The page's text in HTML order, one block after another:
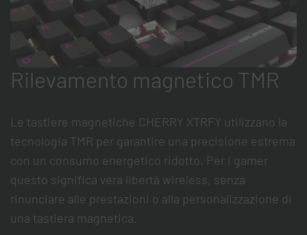
Rilevamento magnetico TMR
Le tastiere magnetiche CHERRY XTRFY utilizzano la
tecnologia TMR per garantire una precisione estrema
con un consumo energetico ridotto. Per i gamer
questo significa vera libertà wireless, senza
rinunciare alle prestazioni o alla personalizzazione di
una tastiera magnetica.